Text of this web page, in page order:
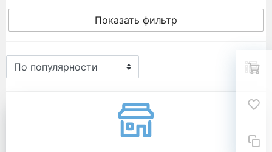
Показать фильтр